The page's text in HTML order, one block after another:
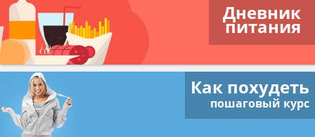
Дневник
питания
Как похудеть
пошаговый курс